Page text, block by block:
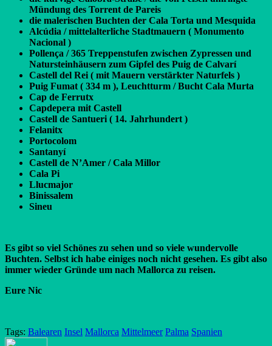
Mündung des Torrent de Pareis
die malerischen Buchten der Cala Torta und Mesquida
Alcúdia / mittelalterliche Stadtmauern ( Monumento
Nacional )
Pollença / 365 Treppenstufen zwischen Zypressen und
Natursteinhäusern zum Gipfel des Puig de Calvarí
Castell del Rei ( mit Mauern verstärkter Naturfels )
Puig Fumat ( 334 m ), Leuchtturm / Bucht Cala Murta
Cap de Ferrutx
Capdepera mit Castell
Castell de Santueri ( 14. Jahrhundert )
Felanitx
Portocolom
Santanyí
Castell de N’Amer / Cala Millor
Cala Pi
Llucmajor
Binissalem
Sineu
Es gibt so viel Schönes zu sehen und so viele wundervolle
Buchten. Selbst ich habe einiges noch nicht gesehen. Es gibt also
immer wieder Gründe um nach Mallorca zu reisen.
Eure Nic
Tags: Balearen Insel Mallorca Mittelmeer Palma Spanien